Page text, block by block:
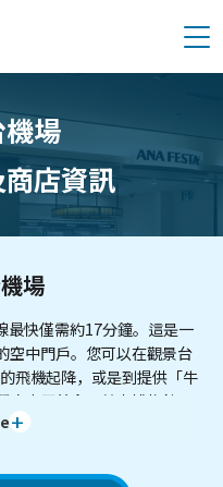
メニュー
場
店資訊
場
最快僅需約17分鐘。這是一
空中門戶。您可以在觀景台
飛機起降，或是到提供「牛
廳享用美食。航空博物館
及定期舉辦的「旅遊嘉年
景點。